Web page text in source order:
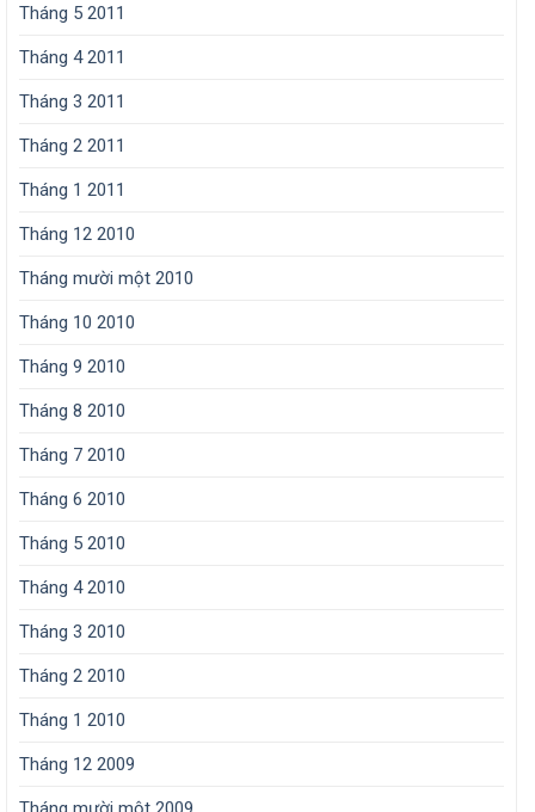
Tháng 5 2011
Tháng 4 2011
Tháng 3 2011
Tháng 2 2011
Tháng 1 2011
Tháng 12 2010
Tháng mười một 2010
Tháng 10 2010
Tháng 9 2010
Tháng 8 2010
Tháng 7 2010
Tháng 6 2010
Tháng 5 2010
Tháng 4 2010
Tháng 3 2010
Tháng 2 2010
Tháng 1 2010
Tháng 12 2009